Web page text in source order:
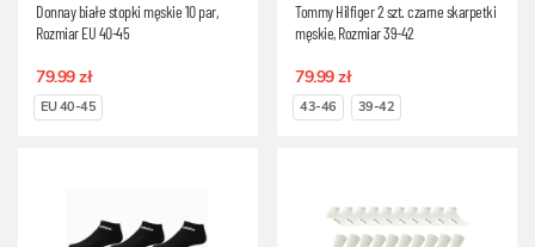
Donnay białe stopki męskie 10 par,
Rozmiar EU 40-45
79.99 zł
EU 40-45
Tommy Hilfiger 2 szt. czarne skarpetki
męskie, Rozmiar 39-42
79.99 zł
43-46 39-42